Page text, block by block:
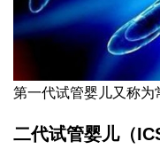
第一代试管婴儿又称为
二代试管婴儿（